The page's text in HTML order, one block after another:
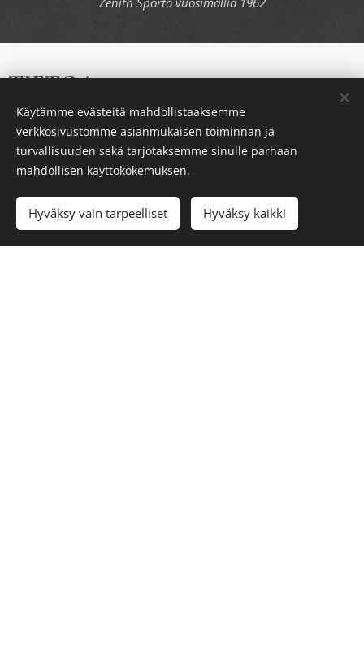
TIETOA
Tietosuojakäytäntö
Maksu- ja palautusehdot
Käytämme evästeitä mahdollistaaksemme
verkkosivustomme asianmukaisen toiminnan ja
turvallisuuden sekä tarjotaksemme sinulle parhaan
mahdollisen käyttökokemuksen.
Hyväksy vain tarpeelliset Hyväksy kaikki